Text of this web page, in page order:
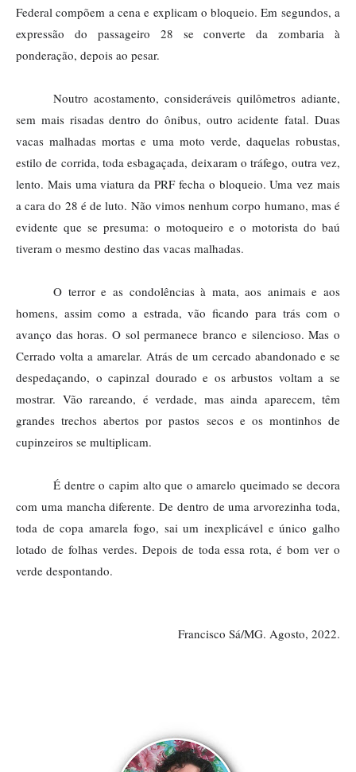
Federal compõem a cena e explicam o bloqueio. Em segundos, a
expressão do passageiro 28 se converte da zombaria à
ponderação, depois ao pesar.
Noutro acostamento, consideráveis quilômetros adiante,
sem mais risadas dentro do ônibus, outro acidente fatal. Duas
vacas malhadas mortas e uma moto verde, daquelas robustas,
estilo de corrida, toda esbagaçada, deixaram o tráfego, outra vez,
lento. Mais uma viatura da PRF fecha o bloqueio. Uma vez mais
a cara do 28 é de luto. Não vimos nenhum corpo humano, mas é
evidente que se presuma: o motoqueiro e o motorista do baú
tiveram o mesmo destino das vacas malhadas.
O terror e as condolências à mata, aos animais e aos
homens, assim como a estrada, vão ficando para trás com o
avanço das horas. O sol permanece branco e silencioso. Mas o
Cerrado volta a amarelar. Atrás de um cercado abandonado e se
despedaçando, o capinzal dourado e os arbustos voltam a se
mostrar. Vão rareando, é verdade, mas ainda aparecem, têm
grandes trechos abertos por pastos secos e os montinhos de
cupinzeiros se multiplicam.
É dentre o capim alto que o amarelo queimado se decora
com uma mancha diferente. De dentro de uma arvorezinha toda,
toda de copa amarela fogo, sai um inexplicável e único galho
lotado de folhas verdes. Depois de toda essa rota, é bom ver o
verde despontando.
Francisco Sá/MG. Agosto, 2022.